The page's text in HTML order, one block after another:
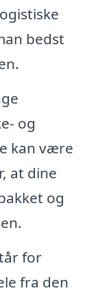
bedst
og
kan være
at dine
og
for
fra den